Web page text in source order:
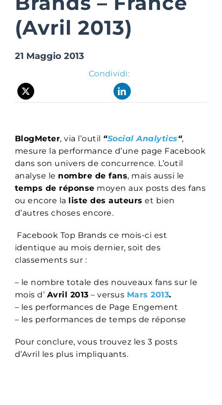
Suite Login
(Avril 2013)
21 Maggio 2013
Condividi:
BlogMeter, via l’outil “Social Analytics“,
mesure la performance d’une page Facebook
dans son univers de concurrence. L’outil
analyse le nombre de fans, mais aussi le
temps de réponse moyen aux posts des fans
ou encore la liste des auteurs et bien
d’autres choses encore.
Facebook Top Brands ce mois-ci est
identique au mois dernier, soit des
classements sur :
– le nombre totale des nouveaux fans sur le
mois d’ Avril 2013 – versus Mars 2013.
– les performances de Page Engement
– les performances de temps de réponse
Pour conclure, vous trouvez les 3 posts
d’Avril les plus impliquants.